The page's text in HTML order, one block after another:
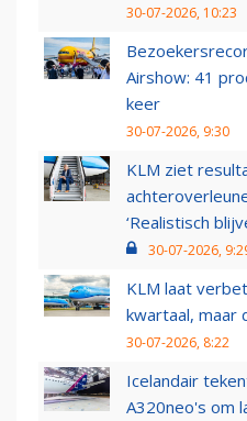
30-07-2026, 10:23
Airshow: 41
keer
30-07-2026, 9:30
KLM ziet
‘Realistisch
30-07-2026,
KLM laat
kwartaal, maar
30-07-2026, 8:22
Icelandair
A320neo's om